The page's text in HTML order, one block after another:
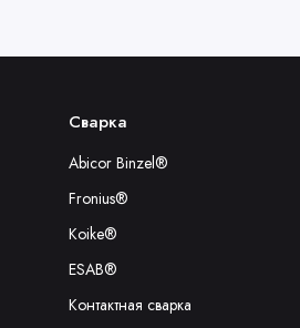
Сварка
Abicor Binzel®
Fronius®
Koike®
ESAB®
Контактная сварка